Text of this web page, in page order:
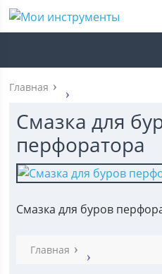
Главная
Смазка для
перфоратора
Смазка для буров
Главная